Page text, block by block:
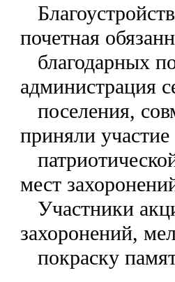
почетная
благодарных
администрация
поселения,
приняли участие
мест
Участники
захоронений,
покраску